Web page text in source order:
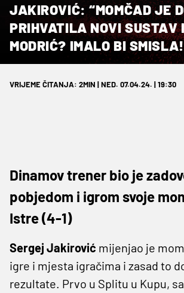
JAKIROVIĆ: “MOMČAD JE
PRIHVATILA NOVI SUSTAV
MODRIĆ? IMALO BI
VRIJEME ČITANJA: 2MIN | NED. 07.04.24. | 19:30
Dinamov trener bio je
pobjedom i igrom svoje
Istre (4-1)
Sergej Jakirović mijenjao je
igre i mjesta igračima i zasad to
rezultate. Prvo u Splitu u Kupu,